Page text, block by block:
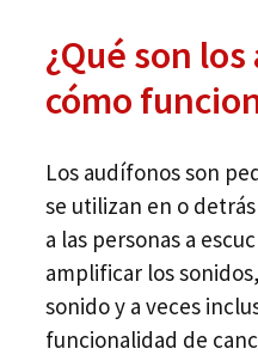
¿Qué son
cómo
Los audífonos son
se utilizan en o
a las personas a
amplificar los
sonido y a veces
funcionalidad de